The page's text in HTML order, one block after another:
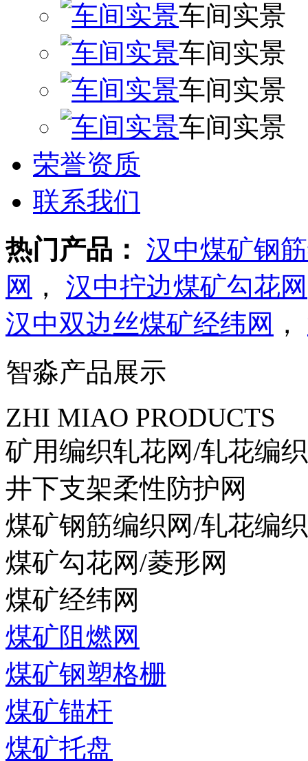
车间实景
车间实景
车间实景
车间实景
荣誉资质
联系我们
热门产品： 汉中煤矿钢
网 ， 汉中拧边煤矿勾花网
汉中双边丝煤矿经纬网 ，
智淼产品展示
ZHI MIAO PRODUCTS
矿用编织轧花网/轧花编
井下支架柔性防护网
煤矿钢筋编织网/轧花编
煤矿勾花网/菱形网
煤矿经纬网
煤矿阻燃网
煤矿钢塑格栅
煤矿锚杆
煤矿托盘